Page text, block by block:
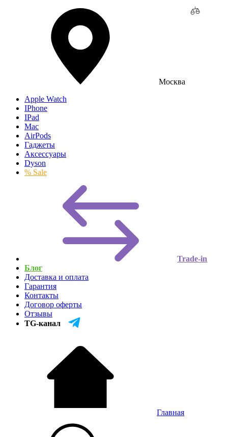
Москва
Apple Watch
IPhone
IPad
Mac
AirPods
Гаджеты
Аксессуары
Dyson
% Sale
Trade-in
Блог
Доставка и оплата
Гарантия
Контакты
Договор оферты
Отзывы
TG-канал
Главная